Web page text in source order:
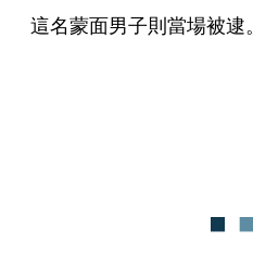
這名蒙面男子則當場被逮。